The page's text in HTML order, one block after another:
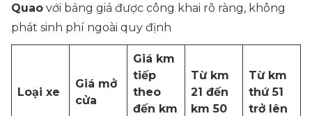
Quao với bảng giá được công khai rõ ràng, không
phát sinh phí ngoài quy định
Loại xe
Giá mở
cửa
Giá km
tiếp
theo
đến km
Từ km
21 đến
km 50
Từ km
thứ 51
trở lên